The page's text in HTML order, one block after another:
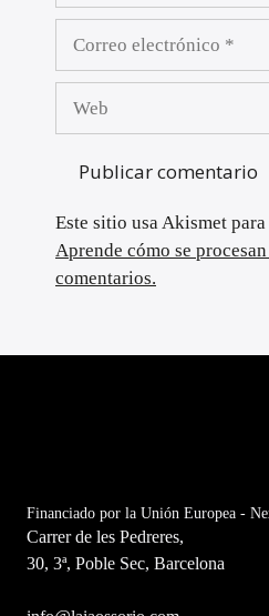
Este sitio usa Akismet
Aprende cómo se
comentarios.
Financiado por la Unión Europea -
Carrer de les Pedreres,
30, 3ª, Poble Sec, Barcelona